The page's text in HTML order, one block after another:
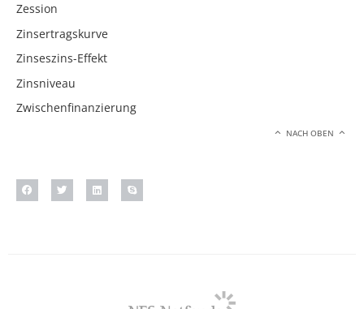
Zession
Zinsertragskurve
Zinseszins-Effekt
Zinsniveau
Zwischenfinanzierung
NACH OBEN